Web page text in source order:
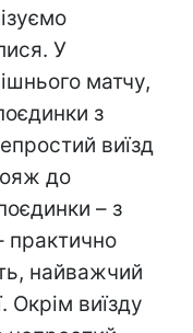
У
матчу,
з
виїзд
до
– з
практично
найважчий
Окрім виїзду